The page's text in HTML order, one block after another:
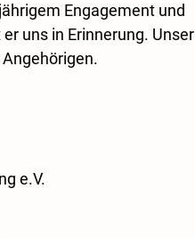
Engagement und
uns in Erinnerung. Unser
e.V.